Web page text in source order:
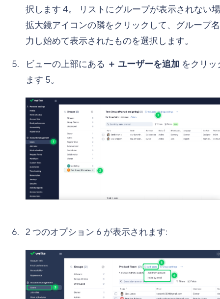
択します 4。 リストにグループが表示されない
拡大鏡アイコンの隣をクリックして、グループ
力し始めて表示されたものを選択します。
ビューの上部にある ＋ ユーザーを追加 をクリッ
ます 5。
2 つのオプション 6 が表示されます: